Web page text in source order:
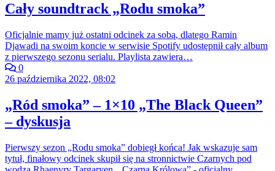
Cały soundtrack „Rodu smoka”
Oficjalnie mamy już ostatni odcinek za sobą, dlatego Ramin
Djawadi na swoim koncie w serwisie Spotify udostępnił cały album
z pierwszego sezonu serialu. Playlista zawiera…
0
26 października 2022, 08:02
„Ród smoka” – 1×10 „The Black Queen”
– dyskusja
Pierwszy sezon „Rodu smoka” dobiegł końca! Jak wskazuje sam
tytuł, finałowy odcinek skupił się na stronnictwie Czarnych pod